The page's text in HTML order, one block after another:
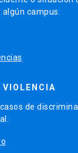
campus.
VIOLENCIA
de